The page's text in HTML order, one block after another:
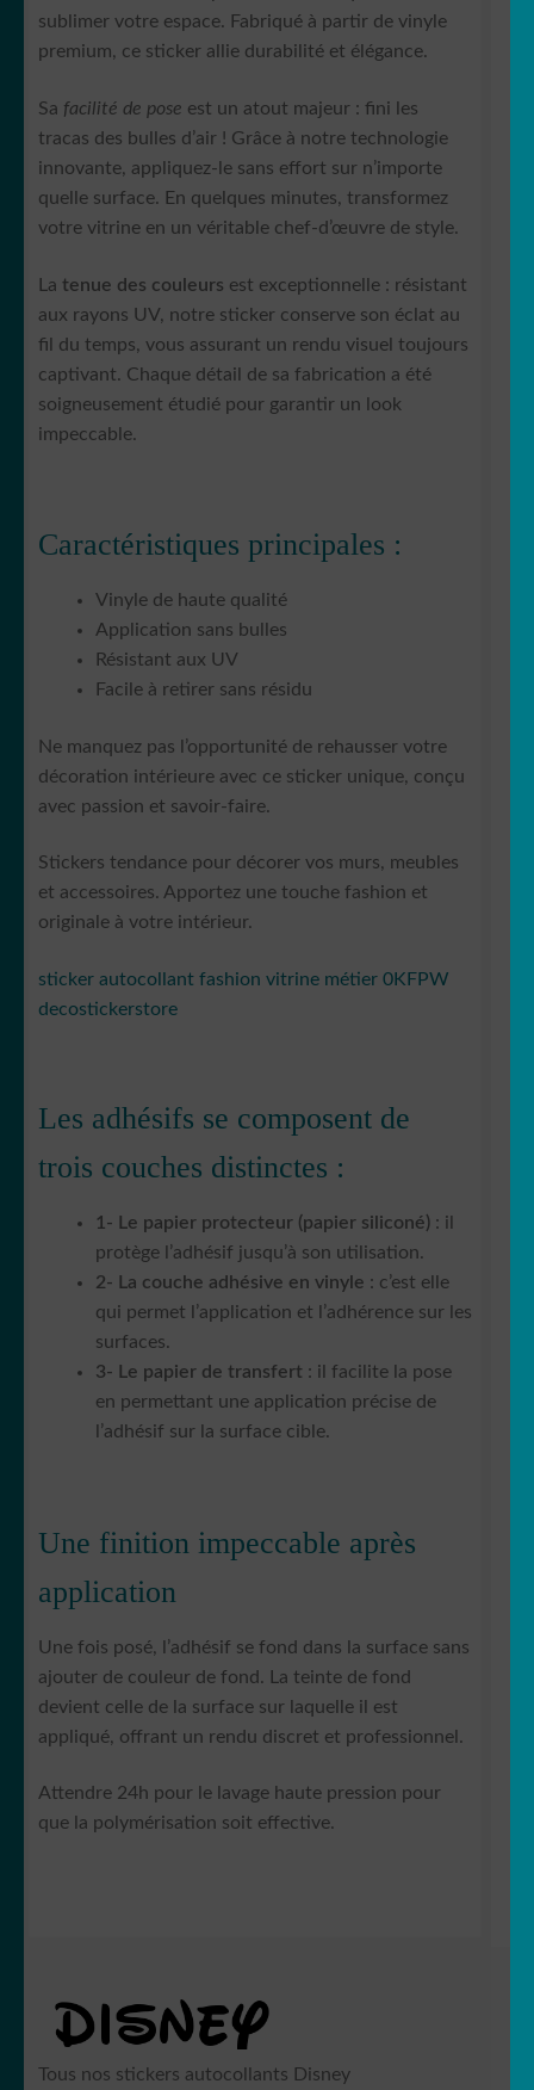
sublimer votre espace. Fabriqué à partir de vinyle
premium, ce sticker allie durabilité et élégance.
Sa facilité de pose est un atout majeur : fini les
tracas des bulles d’air ! Grâce à notre technologie
innovante, appliquez-le sans effort sur n’importe
quelle surface. En quelques minutes, transformez
votre vitrine en un véritable chef-d’œuvre de style.
La tenue des couleurs est exceptionnelle : résistant
aux rayons UV, notre sticker conserve son éclat au
fil du temps, vous assurant un rendu visuel toujours
captivant. Chaque détail de sa fabrication a été
soigneusement étudié pour garantir un look
impeccable.
Caractéristiques principales :
Vinyle de haute qualité
Application sans bulles
Résistant aux UV
Facile à retirer sans résidu
Ne manquez pas l’opportunité de rehausser votre
décoration intérieure avec ce sticker unique, conçu
avec passion et savoir-faire.
Stickers tendance pour décorer vos murs, meubles
et accessoires. Apportez une touche fashion et
originale à votre intérieur.
sticker autocollant fashion vitrine métier 0KFPW
decostickerstore
Les adhésifs se composent de
trois couches distinctes :
1- Le papier protecteur (papier siliconé) : il
protège l’adhésif jusqu’à son utilisation.
2- La couche adhésive en vinyle : c’est elle
qui permet l’application et l’adhérence sur les
surfaces.
3- Le papier de transfert : il facilite la pose
en permettant une application précise de
l’adhésif sur la surface cible.
Une finition impeccable après
application
Une fois posé, l’adhésif se fond dans la surface sans
ajouter de couleur de fond. La teinte de fond
devient celle de la surface sur laquelle il est
appliqué, offrant un rendu discret et professionnel.
Attendre 24h pour le lavage haute pression pour
que la polymérisation soit effective.
Tous nos stickers autocollants Disney